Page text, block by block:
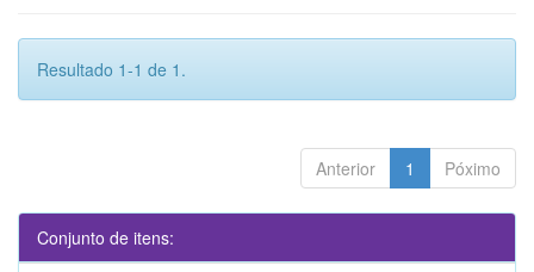
Resultado 1-1 de 1.
Anterior 1 Póximo
Conjunto de itens: